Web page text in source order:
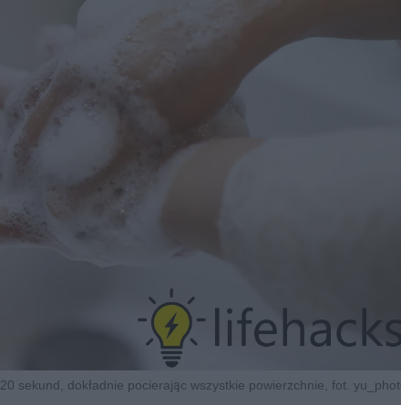
sekund, dokładnie pocierając wszystkie powierzchnie, fot.